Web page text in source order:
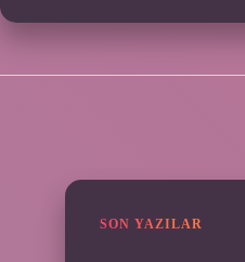
SON YAZILAR